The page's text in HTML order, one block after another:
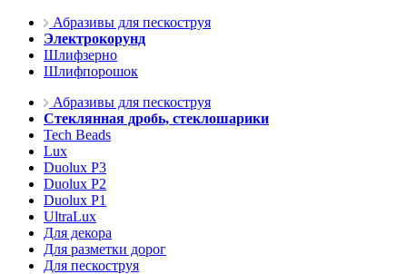
Абразивы для пескоструя
Электрокорунд
Шлифзерно
Шлифпорошок
Абразивы для пескоструя
Стеклянная дробь, стеклошарики
Tech Beads
Lux
Duolux P3
Duolux P2
Duolux P1
UltraLux
Для декора
Для разметки дорог
Для пескоструя